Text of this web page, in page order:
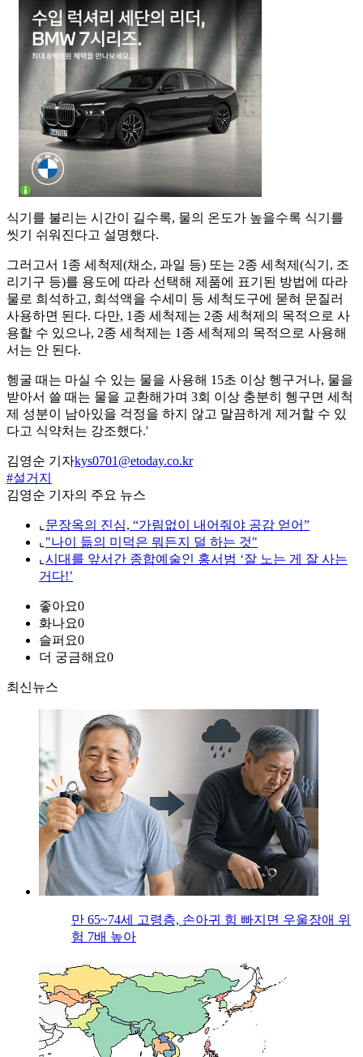
식기를 불리는 시간이 길수록, 물의 온도가 높을수록 식기를
씻기 쉬워진다고 설명했다.
그러고서 1종 세척제(채소, 과일 등) 또는 2종 세척제(식기, 조
리기구 등)를 용도에 따라 선택해 제품에 표기된 방법에 따라
물로 희석하고, 희석액을 수세미 등 세척도구에 묻혀 문질러
사용하면 된다. 다만, 1종 세척제는 2종 세척제의 목적으로 사
용할 수 있으나, 2종 세척제는 1종 세척제의 목적으로 사용해
서는 안 된다.
헹굴 때는 마실 수 있는 물을 사용해 15초 이상 헹구거나, 물을
받아서 쓸 때는 물을 교환해가며 3회 이상 충분히 헹구면 세척
제 성분이 남아있을 걱정을 하지 않고 말끔하게 제거할 수 있
다고 식약처는 강조했다.'
김영순 기자kys0701@etoday.co.kr
#설거지
김영순 기자의 주요 뉴스
⌞ 문장옥의 진심, “가림없이 내어줘야 공감 얻어”
⌞ "나이 듦의 미덕은 뭐든지 덜 하는 것"
⌞ 시대를 앞서간 종합예술인 홍서범 ‘잘 노는 게 잘 사는
거다!’
좋아요0
화나요0
슬퍼요0
더 궁금해요0
최신뉴스
만 65~74세 고령층, 손아귀 힘 빠지면 우울장애 위
험 7배 높아